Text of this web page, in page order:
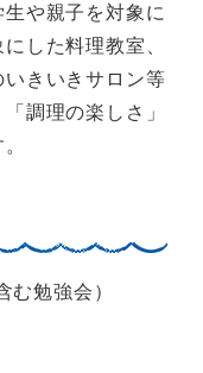
や親子を対象に
した料理教室、
きいきサロン等
調理の楽しさ」
む勉強会）